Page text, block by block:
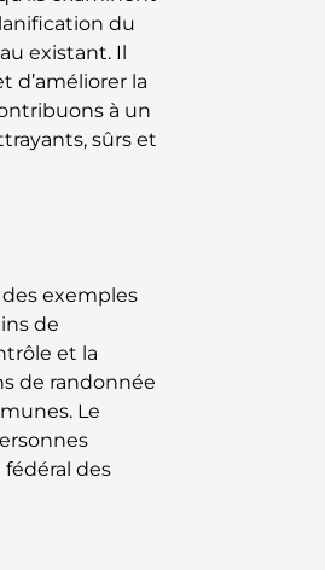
du
existant. Il
d’améliorer la
à un
sûrs et
exemples
de
et la
de randonnée
Le
fédéral des